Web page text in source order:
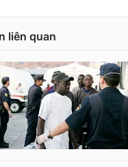
liên quan